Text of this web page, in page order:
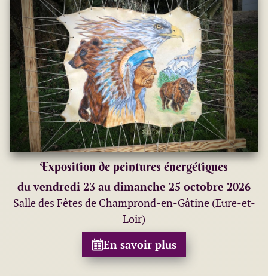
Exposition de peintures énergétiques
du vendredi 23 au dimanche 25 octobre 2026
Salle des Fêtes de Champrond-en-Gâtine (Eure-et-
Loir)
En savoir plus